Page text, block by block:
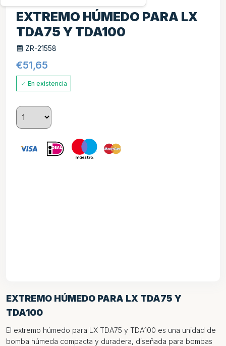
EXTREMO HÚMEDO PARA LX TDA75 Y
TDA100
El extremo húmedo para LX TDA75 y TDA100 es una unidad de
bomba húmeda compacta y duradera, diseñada para bombas
EXTREMO HÚMEDO PARA LX
TDA75 Y TDA100
ZR-21558
€51,65
En existencia